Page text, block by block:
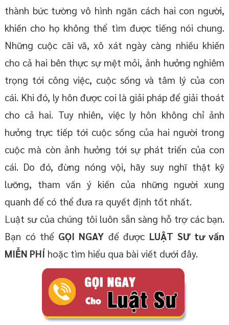
thành bức tường vô hình ngăn cách hai con người,
khiến cho họ không thể tìm được tiếng nói chung.
Những cuộc cãi vã, xô xát ngày càng nhiều khiến
cho cả hai bên thực sự mệt mỏi, ảnh hưởng nghiêm
trọng tới công việc, cuộc sống và tâm lý của con
cái. Khi đó, ly hôn được coi là giải pháp để giải thoát
cho cả hai. Tuy nhiên, việc ly hôn không chỉ ảnh
hưởng trực tiếp tới cuộc sống của hai người trong
cuộc mà còn ảnh hưởng tới sự phát triển của con
cái. Do đó, đừng nóng vội, hãy suy nghĩ thật kỹ
lưỡng, tham vấn ý kiến của những người xung
quanh để có thể đưa ra quyết định tốt nhất.
Luật sư của chúng tôi luôn sẵn sàng hỗ trợ các bạn.
Bạn có thể GỌI NGAYđể được LUẬT SƯ tư vấn
MIỄN PHÍhoặc tìm hiểu qua bài viết dưới đây.